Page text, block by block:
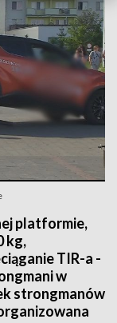
platformie,
kg,
TIR-a -
w
strongmanów